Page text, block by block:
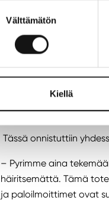
Välttämätön
Kiellä
– Tämän kaiken
Saneeraus onnistui
Kaaren
paloilmoittimet ja
Halimaan mukaan
rakennusautomaatiota.
Tässä onnistuttiin
– Pyrimme aina
häiritsemättä. Tämä
ja paloilmoittimet ovat